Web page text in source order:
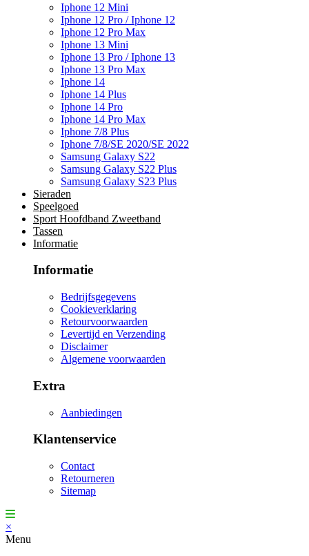
Iphone 12 Mini
Iphone 12 Pro / Iphone 12
Iphone 12 Pro Max
Iphone 13 Mini
Iphone 13 Pro / Iphone 13
Iphone 13 Pro Max
Iphone 14
Iphone 14 Plus
Iphone 14 Pro
Iphone 14 Pro Max
Iphone 7/8 Plus
Iphone 7/8/SE 2020/SE 2022
Samsung Galaxy S22
Samsung Galaxy S22 Plus
Samsung Galaxy S23 Plus
Sieraden
Speelgoed
Sport Hoofdband Zweetband
Tassen
Informatie
Informatie
Bedrijfsgegevens
Cookieverklaring
Retourvoorwaarden
Levertijd en Verzending
Disclaimer
Algemene voorwaarden
Extra
Aanbiedingen
Klantenservice
Contact
Retourneren
Sitemap
×
Menu